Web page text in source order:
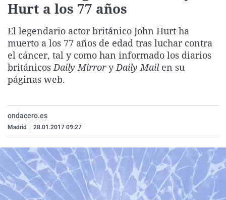
Gente viajera
Como el perro y el
Retornados
Equipo de
Operación Viuda
Galicia
La Rioja
Navarra
Televisión
Elecciones
Hurt a los 77 años
El legendario actor británico John Hurt ha
muerto a los 77 años de edad tras luchar contra
el cáncer, tal y como han informado los diarios
británicosDaily MirroryDaily Mailen su
páginas web.
ondacero.es
Madrid 28.01.2017 09:27